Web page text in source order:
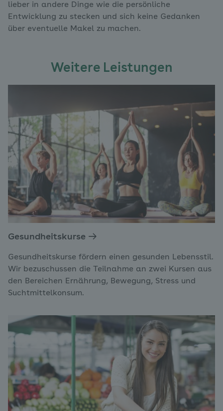
lieber in andere Dinge wie die persönliche
Entwicklung zu stecken und sich keine Gedanken
über eventuelle Makel zu machen.
Weitere Leistungen
Gesundheitskurse
Gesundheitskurse fördern einen gesunden Lebensstil.
Wir bezuschussen die Teilnahme an zwei Kursen aus
den Bereichen Ernährung, Bewegung, Stress und
Suchtmittelkonsum.